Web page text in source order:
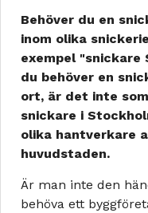
Behöver du en
inom olika
exempel "snickare
du behöver en
ort, är det inte
snickare i
olika hantverkare
huvudstaden.
Är man inte den
behöva ett